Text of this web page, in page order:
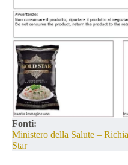
Fonti:
Ministero della Salute –
Star